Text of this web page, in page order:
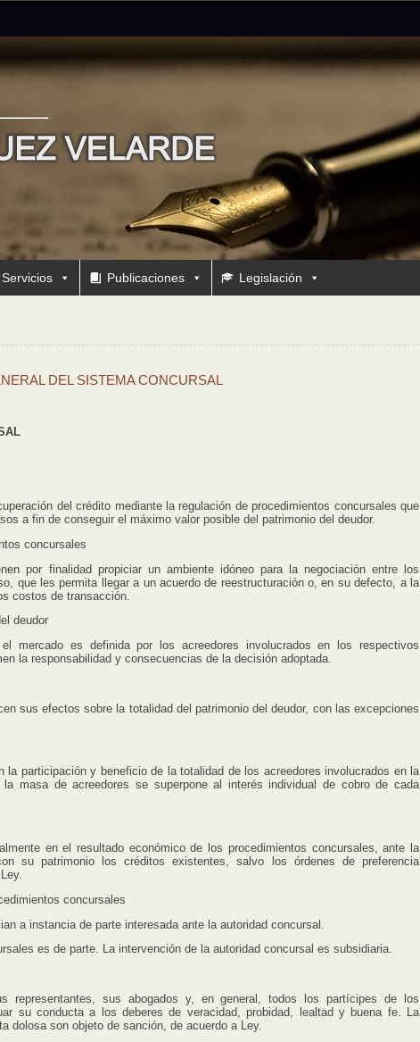
Servicios Publicaciones Legislación
DEL SISTEMA CONCURSAL
del crédito mediante la regulación de procedimientos concursales que
a fin de conseguir el máximo valor posible del patrimonio del deudor.
concursales
por finalidad propiciar un ambiente idóneo para la negociación entre los
que les permita llegar a un acuerdo de reestructuración o, en su defecto, a la
costos de transacción.
deudor
es definida por los acreedores involucrados en los respectivos
la responsabilidad y consecuencias de la decisión adoptada.
sus efectos sobre la totalidad del patrimonio del deudor, con las excepciones
participación y beneficio de la totalidad de los acreedores involucrados en la
masa de acreedores se superpone al interés individual de cobro de cada
en el resultado económico de los procedimientos concursales, ante la
su patrimonio los créditos existentes, salvo los órdenes de preferencia
concursales
a instancia de parte interesada ante la autoridad concursal.
es de parte. La intervención de la autoridad concursal es subsidiaria.
sus abogados y, en general, todos los partícipes de los
su conducta a los deberes de veracidad, probidad, lealtad y buena fe. La
dolosa son objeto de sanción, de acuerdo a Ley.